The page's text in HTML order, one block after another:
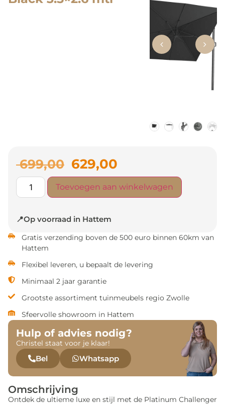
699,00 629,00
Toevoegen aan winkelwagen
📍Op voorraad in Hattem
Gratis verzending boven de 500 euro binnen 60km van
Hattem
Flexibel leveren, u bepaalt de levering
Minimaal 2 jaar garantie
Grootste assortiment tuinmeubels regio Zwolle
Sfeervolle showroom in Hattem
Hulp of advies nodig?
Christel staat voor je klaar!
Bel Whatsapp
Omschrijving
Ontdek de ultieme luxe en stijl met de Platinum Challenger